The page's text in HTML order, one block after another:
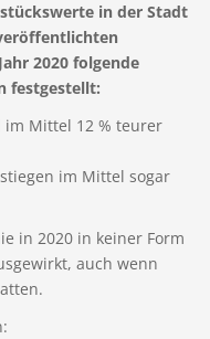
in der Stadt
2020 folgende
festgestellt:
Mittel 12 % teurer
im Mittel sogar
in 2020 in keiner Form
auch wenn